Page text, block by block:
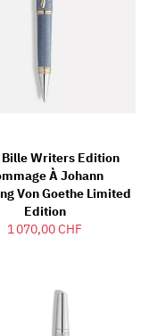
Bille Writers Edition
À Johann
Von Goethe Limited
Edition
1 070,00 CHF